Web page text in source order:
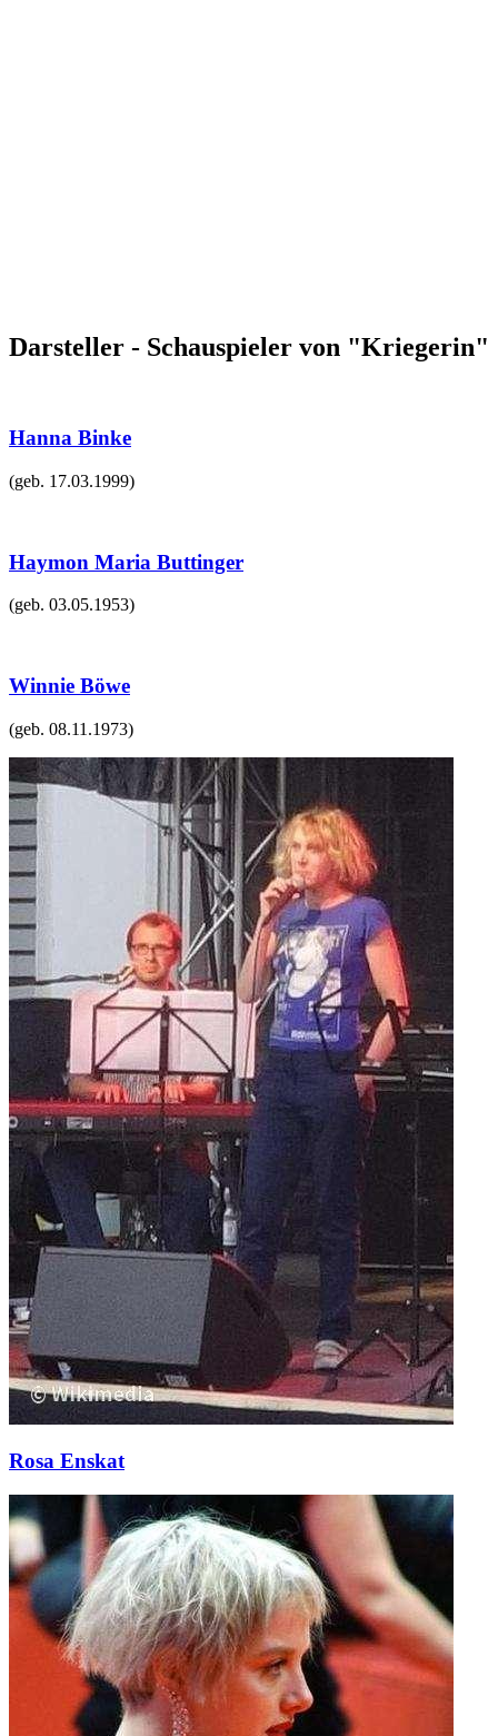
Darsteller - Schauspieler von "Kriegerin"
Hanna Binke
(geb. 17.03.1999)
Haymon Maria Buttinger
(geb. 03.05.1953)
Winnie Böwe
(geb. 08.11.1973)
Rosa Enskat